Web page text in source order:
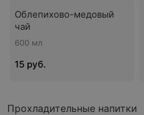
Облепихово-медовый
чай
600 мл
15 руб.
Прохладительные напитки